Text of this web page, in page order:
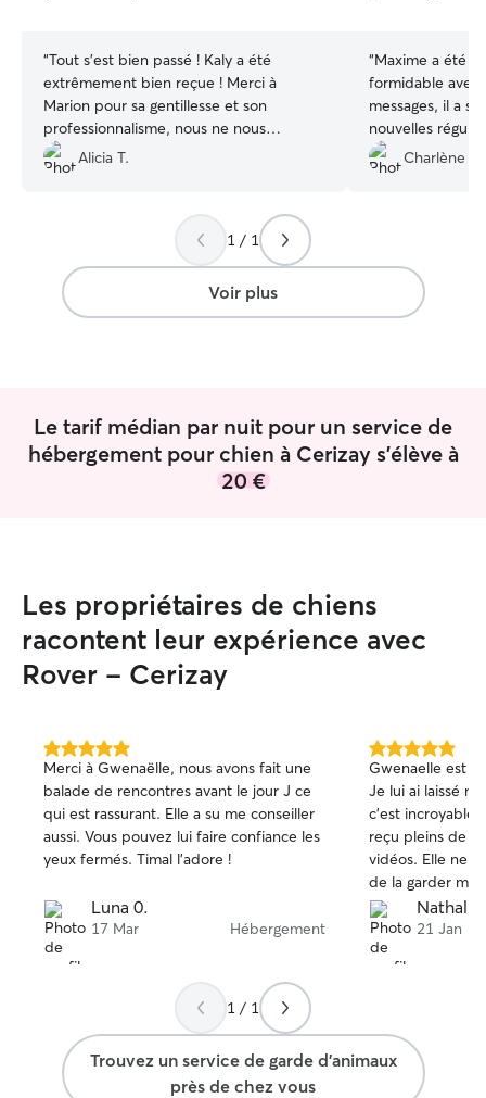
“Tout s'est bien passé ! Kaly a été
extrêmement bien reçue ! Merci à
Marion pour sa gentillesse et son
professionnalisme, nous ne nous
sommes pas inquiété de tout le séjour,
nous avions des nouvelles et des photos
les autres chiens et nous avons bien vu
qu'elle se sentait comme chez elle 😊
Encore merci Marion, c'était parfait !”
Alicia T.
“Maxime a été
formidable avec
messages, il a
nouvelles
qui est très
son animal.
tranquillité à la
s’adapter à
beaucoup
famille.”
Charlène G.
1 / 1
Voir plus
Le tarif médian par nuit pour un service de
hébergement pour chien à Cerizay s'élève à
20 €
Les propriétaires de chiens
racontent leur expérience avec
Rover - Cerizay
5.0 étoile(s)
sur
5
Merci à Gwenaëlle, nous avons fait une
balade de rencontres avant le jour J ce
qui est rassurant. Elle a su me conseiller
aussi. Vous pouvez lui faire confiance les
yeux fermés. Timal l’adore !
Luna 0.
17 Mar Hébergement
5.0 étoile(s)
sur
5
Gwenaelle est
Je lui ai laissé
c’est
reçu pleins de
vidéos. Elle ne
de la garder
bien être et
comme si
de super
Nathalie
21 Jan
1 / 1
Trouvez un service de garde d'animaux
près de chez vous